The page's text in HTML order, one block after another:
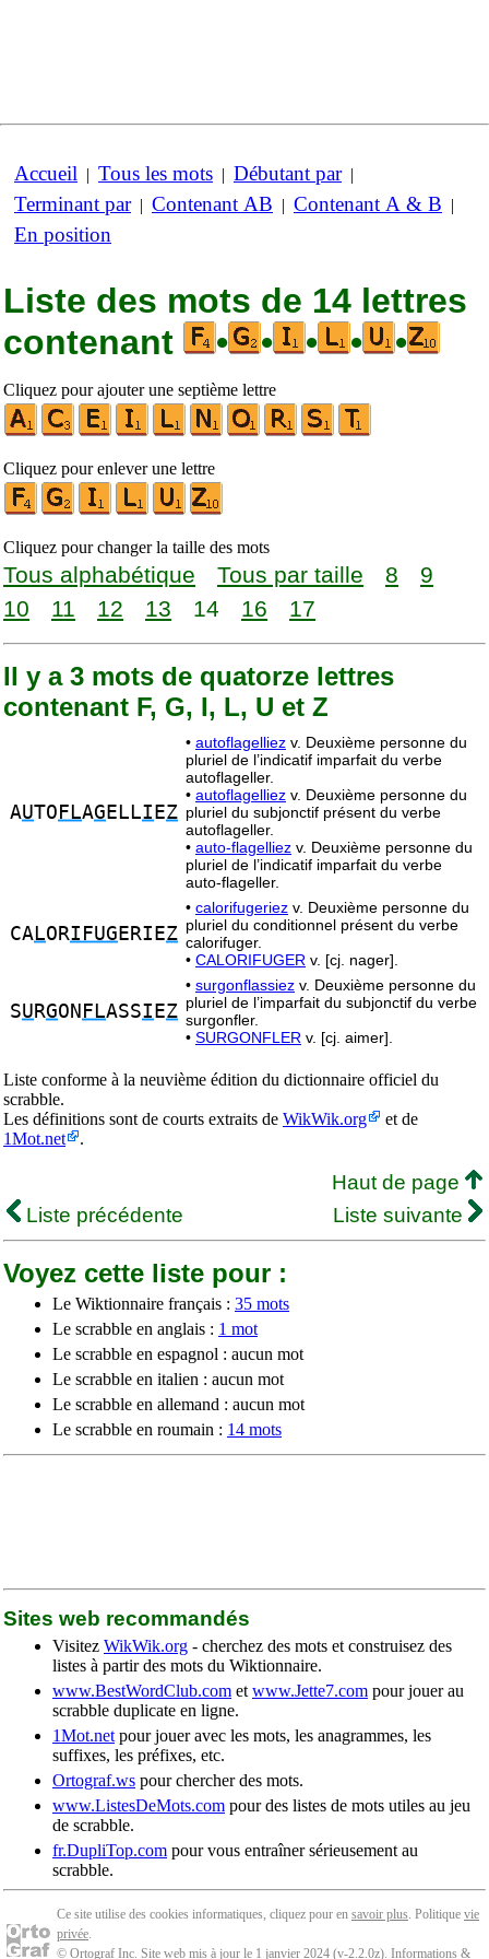
Accueil | Tous les mots | Débutant par|
Terminant par| Contenant AB | Contenant A & B |
En position
Liste des mots de 14 lettres
contenant
• • • • •
Cliquez pour ajouter une septième lettre
Cliquez pour enlever une lettre
Cliquez pour changer la taille des mots
Tous alphabétique Tous par taille 8
9
10
11 12 13 14 16 17
Il y a 3 mots de quatorze lettres
contenant F, G, I, L, U et Z
AUTO FLAG ELLI EZ
• autoflagelliez v. Deuxième personne du
pluriel de l’indicatif imparfait du verbe
autoflageller.
• autoflagelliez v. Deuxième personne du
pluriel du subjonctif présent du verbe
autoflageller.
• auto-flagelliez v. Deuxième personne du
pluriel de l’indicatif imparfait du verbe
auto-flageller.
CALORIFUG ERIEZ
• calorifugeriez v. Deuxième personne du
pluriel du conditionnel présent du verbe
calorifuger.
• CALORIFUGER v. [cj. nager].
SU RGON FLASSI EZ
• surgonflassiez v. Deuxième personne du
pluriel de l’imparfait du subjonctif du verbe
surgonfler.
• SURGONFLER v. [cj. aimer].
Liste conforme à la neuvième édition du dictionnaire officiel du
scrabble.
Les définitions sont de courts extraits de WikWik.org
et de
1Mot.net
.
Haut de page
Liste précédente
Liste suivante
Voyez cette liste pour :
Le Wiktionnaire français : 35 mots
Le scrabble en anglais : 1 mot
Le scrabble en espagnol : aucun mot
Le scrabble en italien : aucun mot
Le scrabble en allemand : aucun mot
Le scrabble en roumain : 14 mots
Sites web recommandés
Visitez WikWik.org - cherchez des mots et construisez des
listes à partir des mots du Wiktionnaire.
www.BestWordClub.com et www.Jette7.com pour jouer au
scrabble duplicate en ligne.
1Mot.net pour jouer avec les mots, les anagrammes, les
suffixes, les préfixes, etc.
Ortograf.ws pour chercher des mots.
www.ListesDeMots.com pour des listes de mots utiles au jeu
de scrabble.
fr.DupliTop.com pour vous entraîner sérieusement au
scrabble.
Ce site utilise des cookies informatiques, cliquez pour en savoir plus. Politique vie
privée.
© Ortograf Inc. Site web mis à jour le 1 janvier 2024 (v-2.2.0z). Informations &